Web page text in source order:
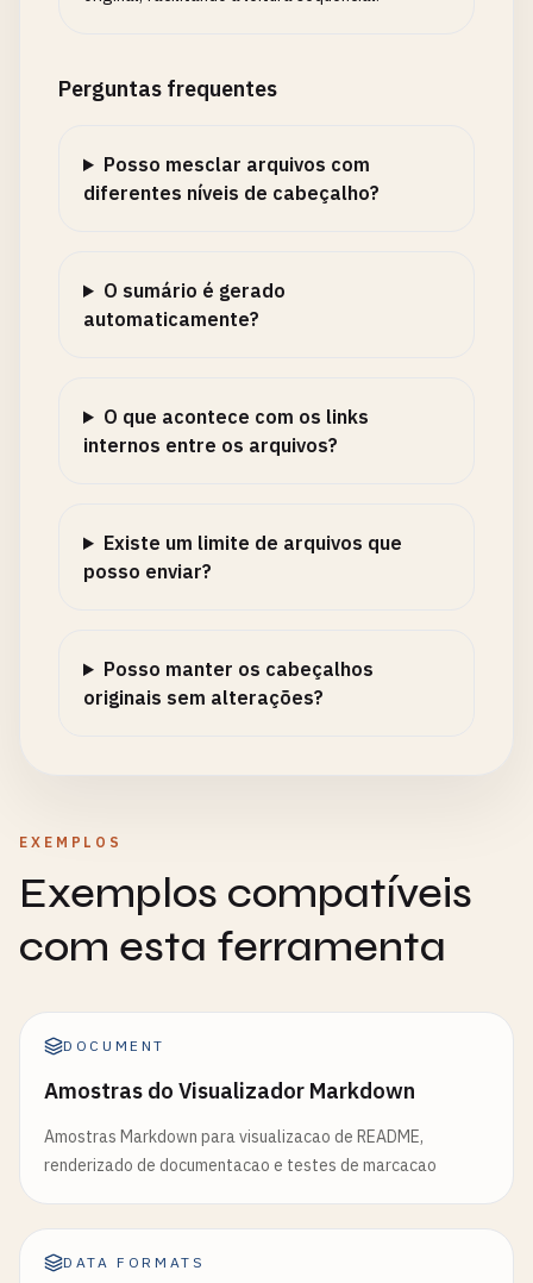
Perguntas frequentes
Posso mesclar arquivos com
diferentes níveis de cabeçalho?
O sumário é gerado
automaticamente?
O que acontece com os links
internos entre os arquivos?
Existe um limite de arquivos que
posso enviar?
Posso manter os cabeçalhos
originais sem alterações?
EXEMPLOS
Exemplos compatíveis
com esta ferramenta
DOCUMENT
Amostras do Visualizador Markdown
Amostras Markdown para visualizacao de README,
renderizado de documentacao e testes de marcacao
DATA FORMATS